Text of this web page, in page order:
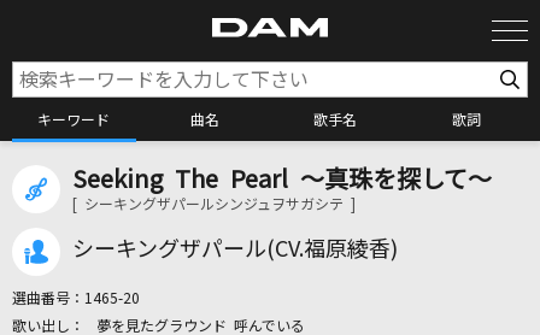
キーワード 曲名 歌手名 歌詞
カラオケ検索
カラオケ店舗検索
Seeking The Pearl ～真珠を探して～
[ シーキングザパールシンジュヲサガシテ ]
シーキングザパール(CV.福原綾香)
選曲番号： 1465-20
夢を見たグラウンド 呼んでいる